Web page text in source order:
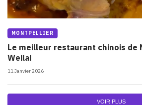
MONTPELLIER
Le meilleur restaurant chinois de
Weilai
11 Janvier 2026
VOIR PLUS